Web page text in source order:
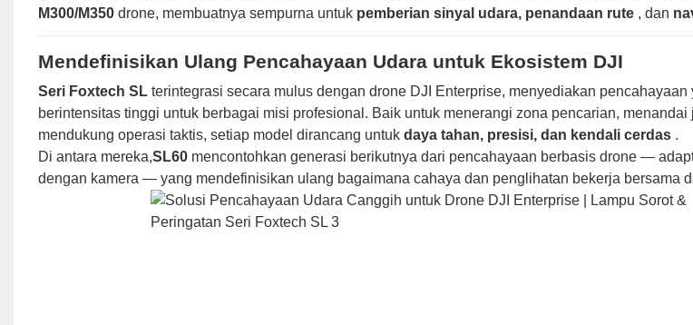
M300/M350drone, membuatnya sempurna untuk pemberian sinyal udara, penandaan rute, dan
Mendefinisikan Ulang Pencahayaan Udara untuk Ekosistem DJI
Seri Foxtech SLterintegrasi secara mulus dengan drone DJI Enterprise, menyediakan pencahayaan
berintensitas tinggi untuk berbagai misi profesional. Baik untuk menerangi zona pencarian,
mendukung operasi taktis, setiap model dirancang untuk daya tahan, presisi, dan kendali cerdas.
Di antara mereka,SL60mencontohkan generasi berikutnya dari pencahayaan berbasis drone —
dengan kamera — yang mendefinisikan ulang bagaimana cahaya dan penglihatan bekerja bersama